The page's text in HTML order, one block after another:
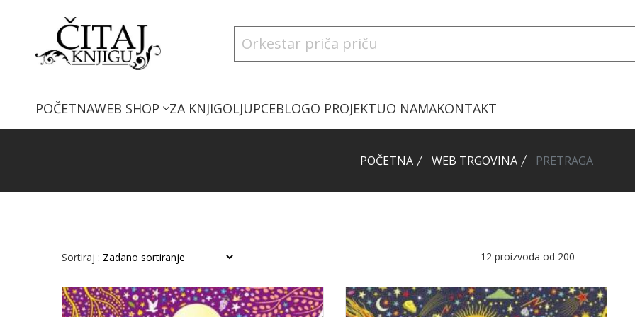
POČETNAWEB SHOP ZA KNJIGOLJUPCEBLOGO PROJEKTUO NAMAKONTAKT
POČETNA WEB TRGOVINA PRETRAGA
Sortiraj : 12 proizvoda od 200